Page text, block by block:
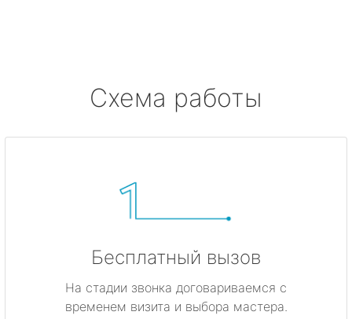
метро Кропоткинская
метро Владыкино
Схема работы
Бесплатный вызов
На стадии звонка договариваемся с
временем визита и выбора мастера.